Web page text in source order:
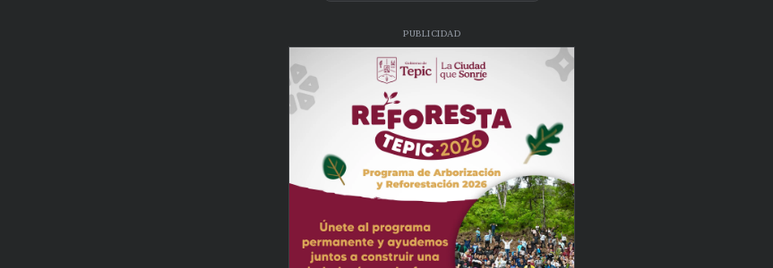
PUBLICIDAD